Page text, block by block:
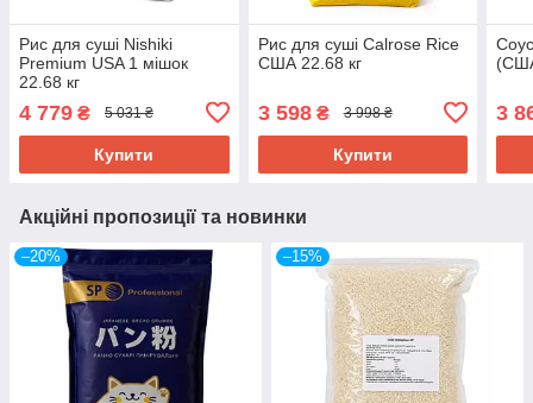
Рис для суші Nishiki
Premium USA 1 мішок
22.68 кг
4 779 ₴ 5 031 ₴
Купити
Рис для суші Calrose Rice
США 22.68 кг
3 598₴ 3 998 ₴
Купити
3
Акційні пропозиції та новинки
–20% –15%